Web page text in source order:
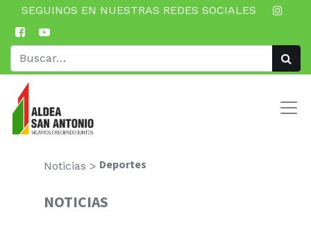
SEGUINOS EN NUESTRAS REDES SOCIALES
Noticias > Deportes
NOTICIAS